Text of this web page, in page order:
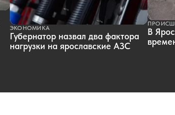
ЭКОНОМИКА
Губернатор назвал два фактора
нагрузки на ярославские АЗС
В